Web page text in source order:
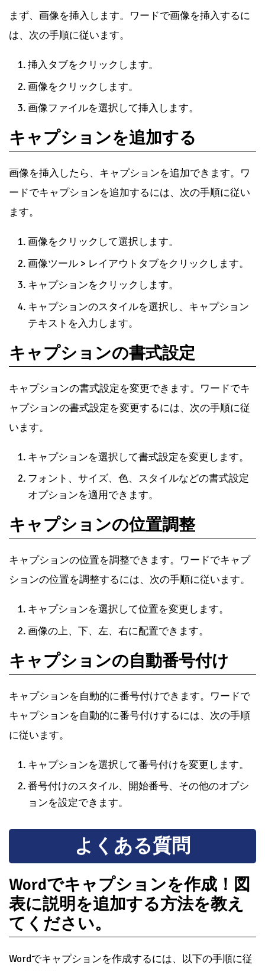
まず、画像を挿入します。ワードで画像を挿入するに
は、次の手順に従います。
挿入タブをクリックします。
画像をクリックします。
画像ファイルを選択して挿入します。
キャプションを追加する
画像を挿入したら、キャプションを追加できます。ワ
ードでキャプションを追加するには、次の手順に従い
ます。
画像をクリックして選択します。
画像ツール > レイアウトタブをクリックします。
キャプションをクリックします。
キャプションのスタイルを選択し、キャプション
テキストを入力します。
キャプションの書式設定
キャプションの書式設定を変更できます。ワードでキ
ャプションの書式設定を変更するには、次の手順に従
います。
キャプションを選択して書式設定を変更します。
フォント、サイズ、色、スタイルなどの書式設定
オプションを適用できます。
キャプションの位置調整
キャプションの位置を調整できます。ワードでキャプ
ションの位置を調整するには、次の手順に従います。
キャプションを選択して位置を変更します。
画像の上、下、左、右に配置できます。
キャプションの自動番号付け
キャプションを自動的に番号付けできます。ワードで
キャプションを自動的に番号付けするには、次の手順
に従います。
キャプションを選択して番号付けを変更します。
番号付けのスタイル、開始番号、その他のオプシ
ョンを設定できます。
よくある質問
Wordでキャプションを作成！図
表に説明を追加する方法を教え
てください。
Wordでキャプションを作成するには、以下の手順に従